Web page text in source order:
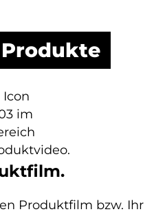
Produkte
Produktfilm bzw. Ihr